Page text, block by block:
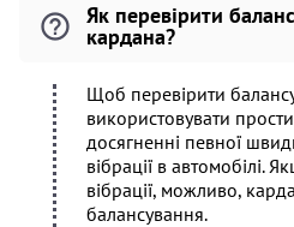
Як перевірити
кардана?
Щоб перевірити
використовувати
досягненні певної
вібрації в автомобілі.
вібрації, можливо,
балансування.